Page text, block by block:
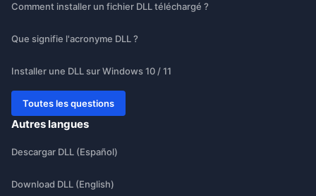
Comment installer un fichier DLL téléchargé ?
Que signifie l'acronyme DLL ?
Installer une DLL sur Windows 10 / 11
Toutes les questions
Autres langues
Descargar DLL (Español)
Download DLL (English)